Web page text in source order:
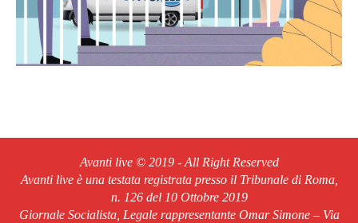
Avanti live © 2019 - All Right Reserved
Avanti live è una testata registrata presso il Tribunale di Roma,
n. 126 del 10 Ottobre 2019
Giornale Socialista, Legale rappresentante Omar Simone – Via